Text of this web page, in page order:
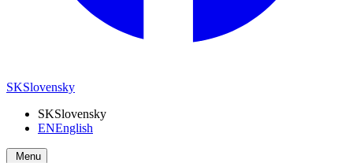
SKSlovensky
SKSlovensky
ENEnglish
Menu